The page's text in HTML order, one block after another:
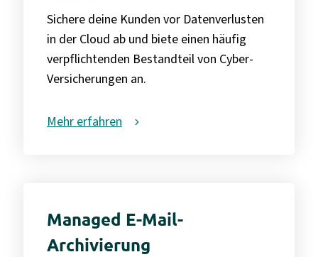
Sichere deine Kunden vor Datenverlusten
in der Cloud ab und biete einen häufig
verpflichtenden Bestandteil von Cyber-
Versicherungen an.
Mehr erfahren
Managed E-Mail-
Archivierung